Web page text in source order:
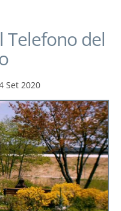
Telefono del
Set 2020